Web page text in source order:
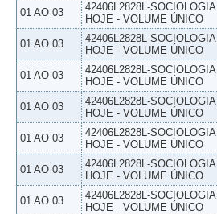
01 AO 03
42406L2828L-SOCIOLOGIA
HOJE - VOLUME ÚNICO
01 AO 03
42406L2828L-SOCIOLOGIA
HOJE - VOLUME ÚNICO
01 AO 03
42406L2828L-SOCIOLOGIA
HOJE - VOLUME ÚNICO
01 AO 03
42406L2828L-SOCIOLOGIA
HOJE - VOLUME ÚNICO
01 AO 03
42406L2828L-SOCIOLOGIA
HOJE - VOLUME ÚNICO
01 AO 03
42406L2828L-SOCIOLOGIA
HOJE - VOLUME ÚNICO
01 AO 03
42406L2828L-SOCIOLOGIA
HOJE - VOLUME ÚNICO